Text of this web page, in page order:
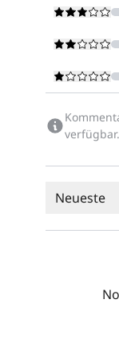
verfügbar.
Neueste